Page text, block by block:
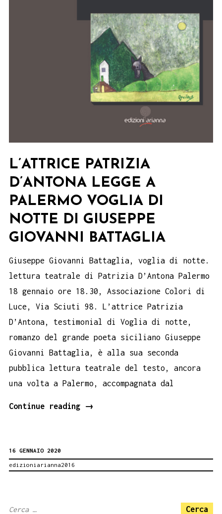
L’ATTRICE PATRIZIA
D’ANTONA LEGGE A
PALERMO VOGLIA DI
NOTTE DI GIUSEPPE
GIOVANNI BATTAGLIA
Giuseppe Giovanni Battaglia, voglia di notte.
lettura teatrale di Patrizia D’Antona Palermo
18 gennaio ore 18.30, Associazione Colori di
Luce, Via Sciuti 98. L’attrice Patrizia
D’Antona, testimonial di Voglia di notte,
romanzo del grande poeta siciliano Giuseppe
Giovanni Battaglia, è alla sua seconda
pubblica lettura teatrale del testo, ancora
una volta a Palermo, accompagnata dal
Continue reading
L’attrice
→
16 GENNAIO 2020
edizioniarianna2016
Ricerca